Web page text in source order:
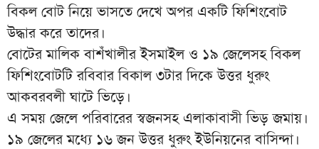
বিকল বোট নিয়ে ভাসতে দেখে অপর একটি ফিশিংবোট
উদ্ধার করে তাদের।
বোটের মালিক বাশঁখালীর ইসমাইল ও ১৯ জেলেসহ বিকল
ফিশিংবোটটি রবিবার বিকাল ৩টার দিকে উত্তর ধুরুং
আকবরবলী ঘাটে ভিড়ে।
এ সময় জেলে পরিবারের স্বজনসহ এলাকাবাসী ভিড় জমায়।
১৯ জেলের মধ্যে ১৬ জন উত্তর ধুরুং ইউনিয়নের বাসিন্দা।